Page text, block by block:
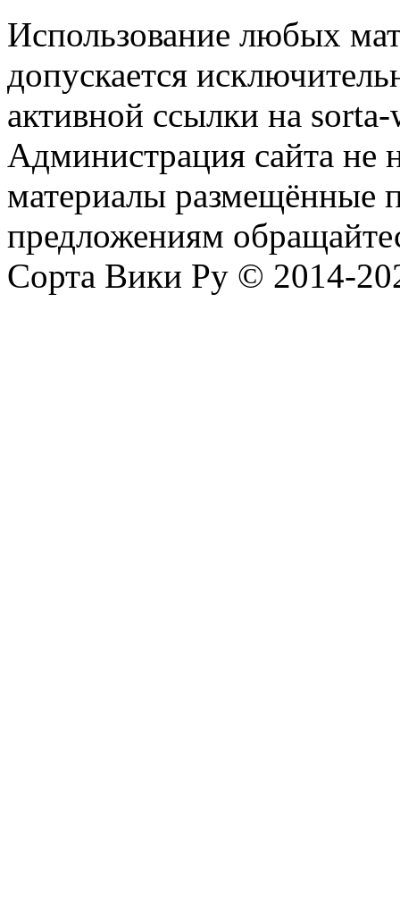
Использование любых
допускается
активной ссылки на
Администрация сайта не
материалы размещённые
предложениям
Сорта Вики Ру © 2014-